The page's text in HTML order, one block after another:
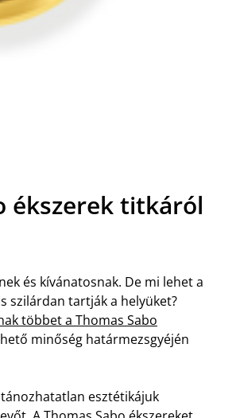
ékszerek titkáról
és kívánatosnak. De mi lehet a
szilárdan tartják a helyüket?
többet a Thomas Sabo
minőség határmezsgyéjén
esztétikájuk